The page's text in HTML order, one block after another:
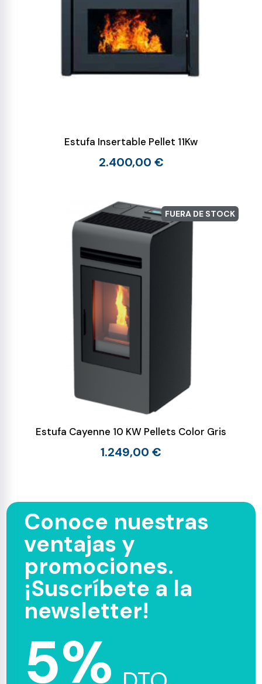
Estufa Insertable Pellet 11Kw
2.400,00 €
FUERA DE STOCK
Estufa Cayenne 10 KW Pellets Color Gris
1.249,00 €
Conoce nuestras
ventajas y
promociones.
¡Suscríbete a la
newsletter!
5%